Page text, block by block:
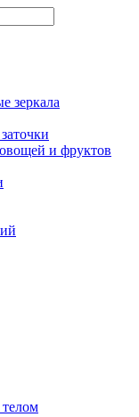
зеркала
и фруктов